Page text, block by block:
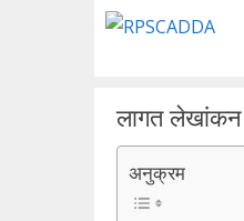
लागत
अनुक्रम